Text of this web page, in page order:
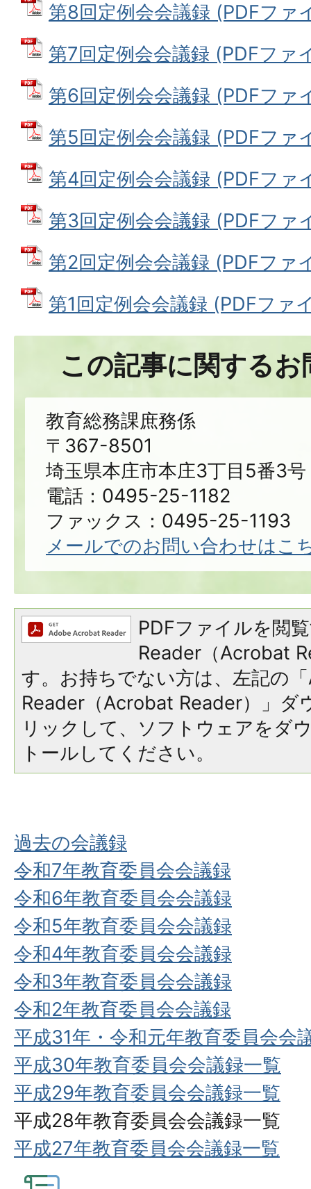
第8回定例会会議録 (PDFファ
第7回定例会会議録 (PDFファ
第6回定例会会議録 (PDFファ
第5回定例会会議録 (PDFファ
第4回定例会会議録 (PDFファ
第3回定例会会議録 (PDFファ
第2回定例会会議録 (PDFファ
第1回定例会会議録 (PDFファ
この記事に関する
教育総務課庶務係
〒367-8501
埼玉県本庄市本庄3丁目5番3号
電話：0495-25-1182
ファックス：0495-25-1193
メールでのお問い合わせはこ
PDFファイルを閲
Reader（Acrobat
す。お持ちでない方は、左記の
Reader（Acrobat Reader）」ダ
リックして、ソフトウェアをダ
トールしてください。
過去の会議録
令和7年教育委員会会議録
令和6年教育委員会会議録
令和5年教育委員会会議録
令和4年教育委員会会議録
令和3年教育委員会会議録
令和2年教育委員会会議録
平成31年・令和元年教育委員会会
平成30年教育委員会会議録一覧
平成29年教育委員会会議録一覧
平成28年教育委員会会議録一覧
平成27年教育委員会会議録一覧